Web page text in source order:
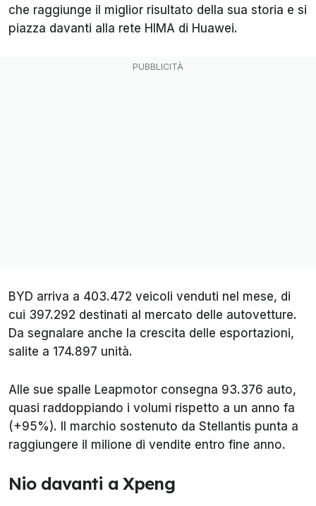
che raggiunge il miglior risultato della sua storia e si
piazza davanti alla rete HIMA di Huawei.
BYD arriva a 403.472 veicoli venduti nel mese, di
cui 397.292 destinati al mercato delle autovetture.
Da segnalare anche la crescita delle esportazioni,
salite a 174.897 unità.
Alle sue spalle Leapmotor consegna 93.376 auto,
quasi raddoppiando i volumi rispetto a un anno fa
(+95%). Il marchio sostenuto da Stellantis punta a
raggiungere il milione di vendite entro fine anno.
Nio davanti a Xpeng